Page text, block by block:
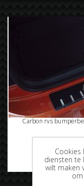
Carbon rvs
Cookies
diensten te
wilt maken